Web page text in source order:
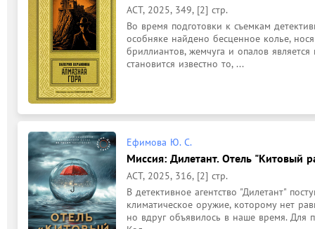
АСТ, 2025, 349, [2] стр.
Во время подготовки к съемкам
особняке найдено бесценное колье,
бриллиантов, жемчуга и опалов
становится известно то, ...
Ефимова Ю. С.
Миссия: Дилетант. Отель "Китовый
АСТ, 2025, 316, [2] стр.
В детективное агентство "Дилетант"
климатическое оружие, которому нет
но вдруг объявилось в наше время. Для